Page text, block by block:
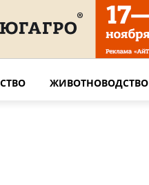
ЖИВОТНОВОДСТВО